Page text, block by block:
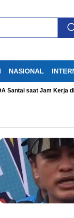
NASIONAL
saat Jam Kerja di